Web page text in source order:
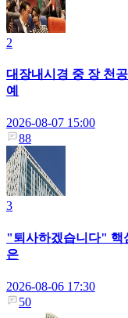
2
대장내시경 중 장 천
예
2026-08-07 15:00
88
3
"퇴사하겠습니다" 핵
은
2026-08-06 17:30
50